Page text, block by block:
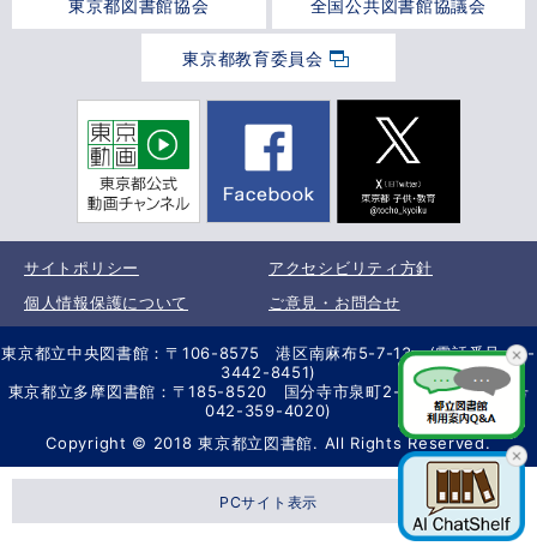
東京都図書館協会 全国公共図書館協議会
東京都教育委員会
サイトポリシー
アクセシビリティ方針
個人情報保護について
ご意見・お問合せ
東京都立中央図書館：〒106-8575 港区南麻布5-7-13 (電話番号 03-
3442-8451)
東京都立多摩図書館：〒185-8520 国分寺市泉町2-2-26 (電話番号
042-359-4020)
Copyright © 2018 東京都立図書館. All Rights Reserved.
PCサイト表示